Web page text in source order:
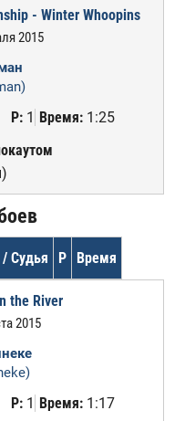
- Winter Whoopins
2015
Р:1 Время:1:25
Судья Р Время
the River
2015
Р:1 Время:1:17